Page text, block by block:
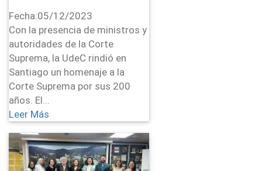
Fecha:05/12/2023
Con la presencia de ministros y
autoridades de la Corte
Suprema, la UdeC rindió en
Santiago un homenaje a la
Corte Suprema por sus 200
años. El...
Leer Más